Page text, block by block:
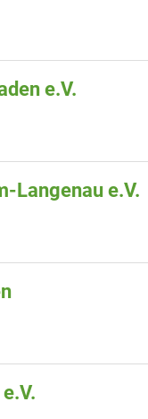
e.V.
Langenau e.V.